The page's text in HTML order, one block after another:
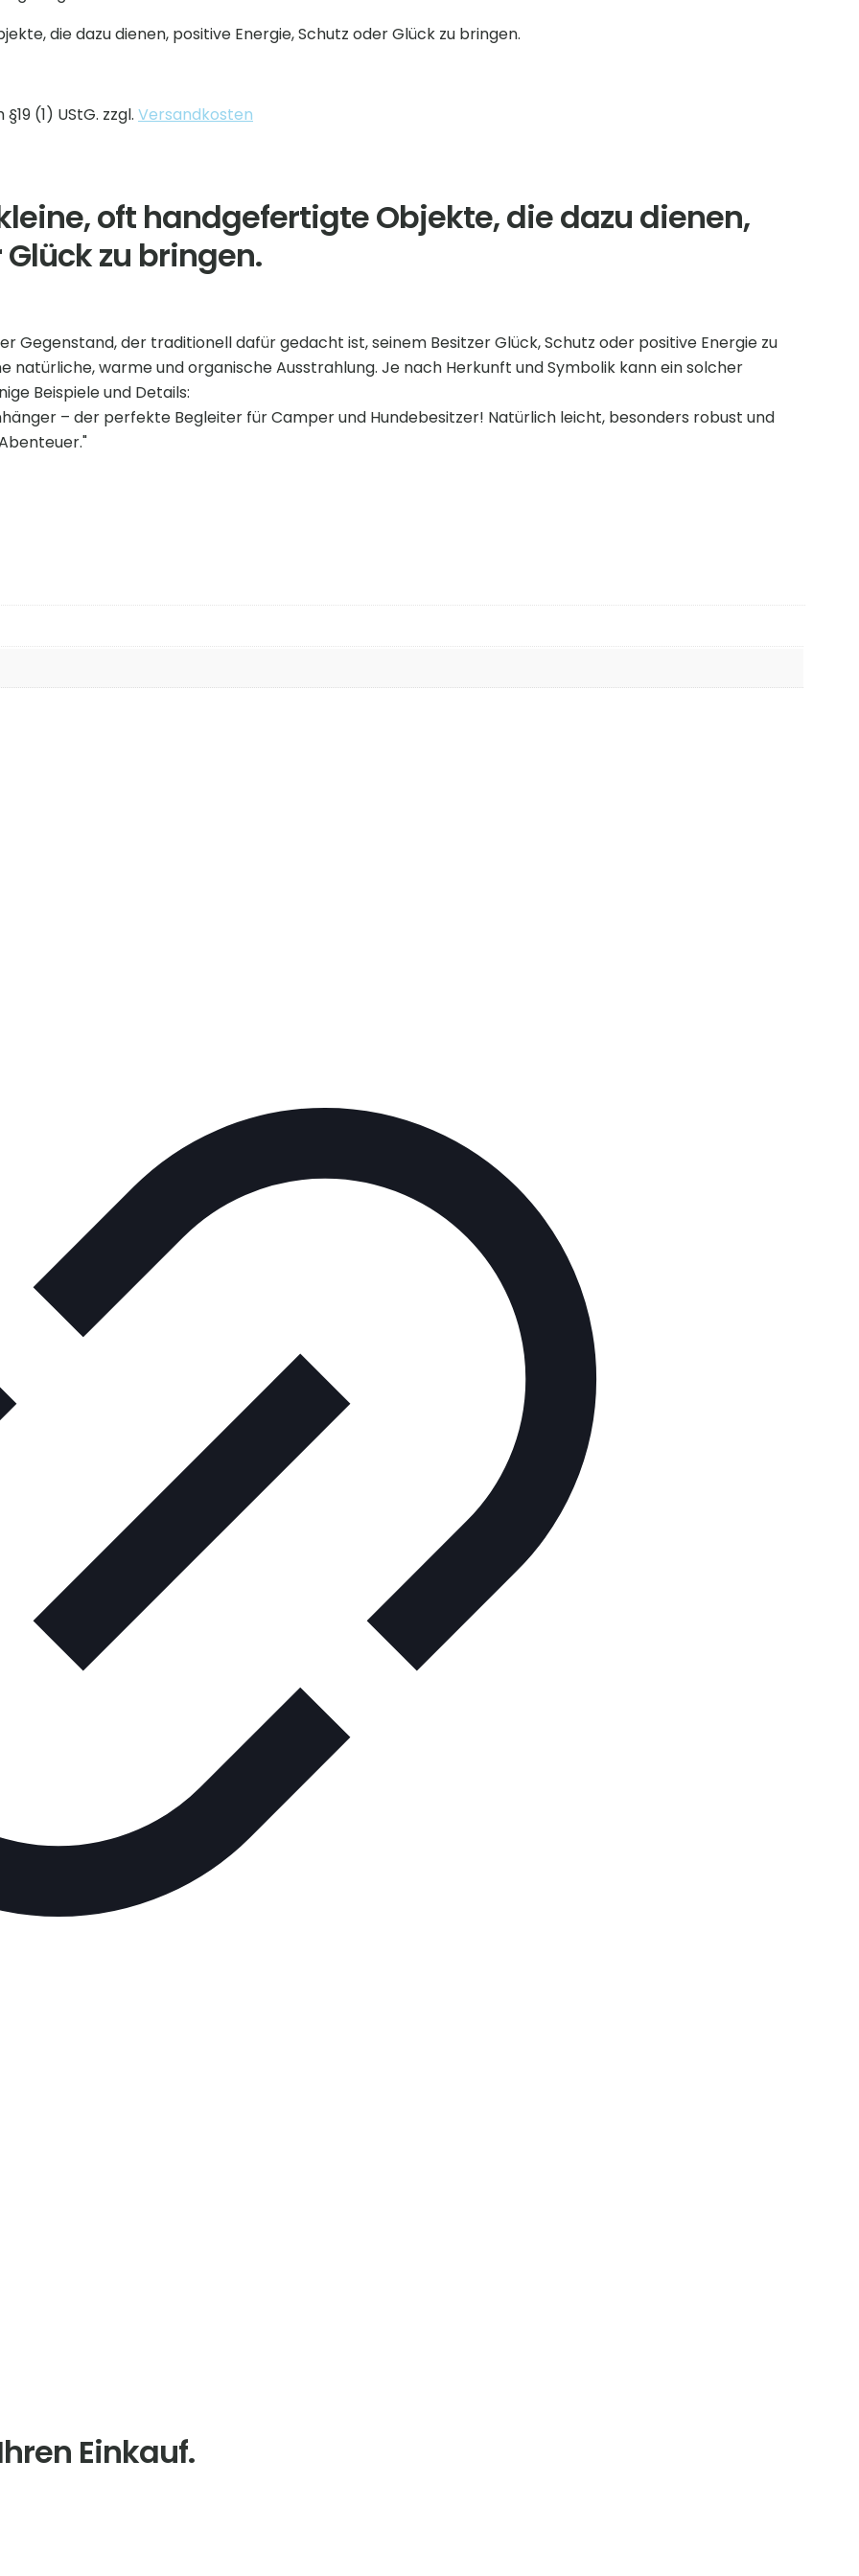
die dazu dienen, positive Energie, Schutz oder Glück zu bringen.
(1) UStG. zzgl. Versandkosten
oft handgefertigte Objekte, die dazu dienen,
zu bringen.
Gegenstand, der traditionell dafür gedacht ist, seinem Besitzer Glück, Schutz oder positive Energie zu
natürliche, warme und organische Ausstrahlung. Je nach Herkunft und Symbolik kann ein solcher
Beispiele und Details:
– der perfekte Begleiter für Camper und Hundebesitzer! Natürlich leicht, besonders robust und
Einkauf.